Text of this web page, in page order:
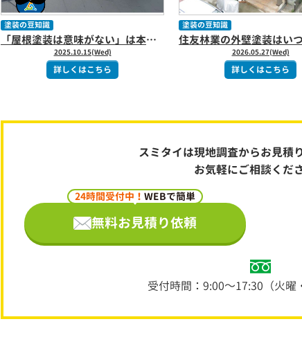
「屋根塗装は意味がない」は本当？後悔しないための正しい知識と判断基準を解説！
2025.10.15(Wed)
詳しくはこちら
塗装の豆知識
2026.05.27(Wed)
詳しくはこちら
塗装の豆知識
スミタイは現地調査からお見積
お気軽にご相談くださ
24時間受付中！ WEBで簡単
無料お見積り依頼
受付時間：9:00～17:30（火曜